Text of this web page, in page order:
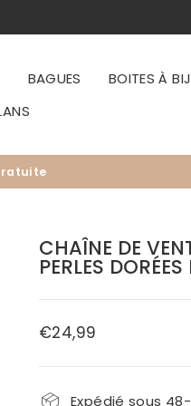
BAGUES
BOITES À
CHAÎNE DE
PERLES
Prix
€24,99
Expédié sous